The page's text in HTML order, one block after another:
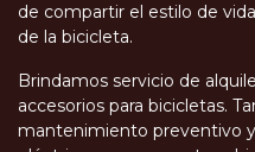
de compartir el estilo de
de la bicicleta.
Brindamos servicio de
accesorios para bicicletas.
mantenimiento preventivo